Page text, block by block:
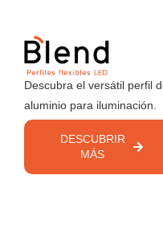
Descubra el versátil perfil
aluminio para iluminación.
DESCUBRIR
MÁS